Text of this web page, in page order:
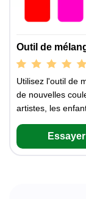
Outil de
Utilisez l'outil de
de nouvelles
artistes, les